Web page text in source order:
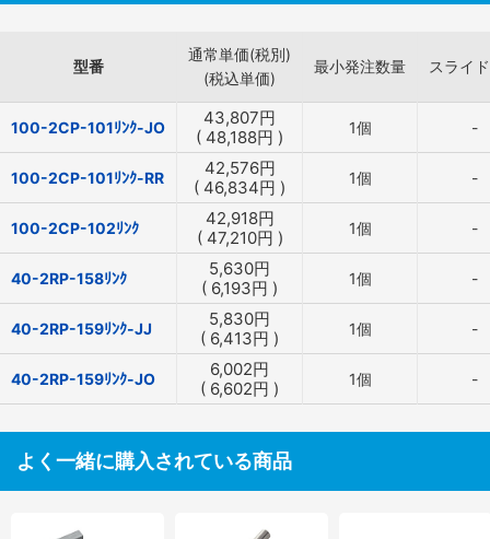
型番
通常単価(税別)
(税込単価)
最小発注数量 スライ
100-2CP-101ﾘﾝｸ-JO 43,807円
( 48,188円 ) 1個 -
100-2CP-101ﾘﾝｸ-RR 42,576円
( 46,834円 ) 1個 -
100-2CP-102ﾘﾝｸ 42,918円
( 47,210円 ) 1個 -
40-2RP-158ﾘﾝｸ 5,630円
( 6,193円 ) 1個 -
40-2RP-159ﾘﾝｸ-JJ 5,830円
( 6,413円 ) 1個 -
40-2RP-159ﾘﾝｸ-JO 6,002円
( 6,602円 ) 1個 -
よく一緒に購入されている商品